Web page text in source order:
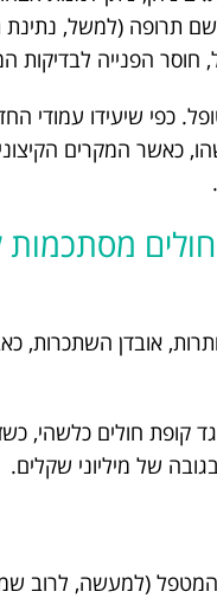
תרופה (למשל, נתינת
הפנייה לבדיקות
כפי שיעידו עמודי
כאשר המקרים
מסתכמות
אובדן
קופת חולים כלשהי,
של מיליוני שקלים.
המטפל (למעשה, לרוב